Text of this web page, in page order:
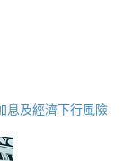
息及經濟下行風險